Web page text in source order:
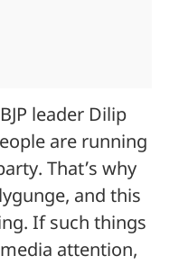
leader Dilip
are running
That’s why
and this
If such things
attention,